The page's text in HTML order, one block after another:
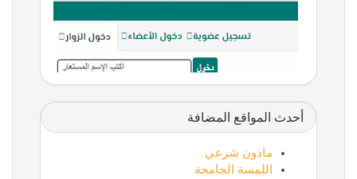
أحدث المواقع المضافة
ماذون شرعي
اللمسة الجامحة